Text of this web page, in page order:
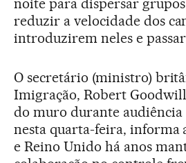
noite para dispersar
reduzir a velocidade dos
introduzirem neles e
O secretário (ministro)
Imigração, Robert
do muro durante
nesta quarta-feira, informa
e Reino Unido há anos